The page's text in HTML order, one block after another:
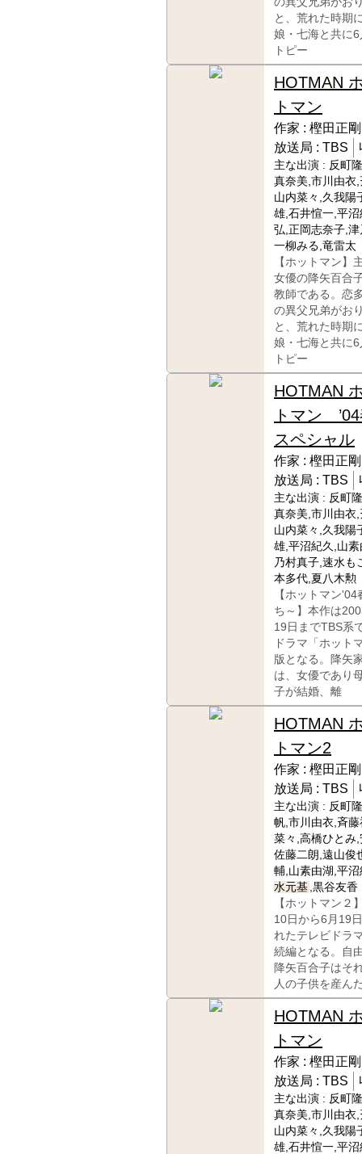
と、荒れた時期
娘・七海と共に
トピー
HOTMAN
トマン
作家 : 樫田正剛
放送局 : TBS
主な出演 : 反町
真奈美,市川由衣
山内菜々,久我陽
雄,石井愃一,平
弘,正岡志奈子,
一柳みる,竜雷太
【ホットマン】
女優の降矢百合
教師である。恋
の異父兄弟がお
と、荒れた時期
娘・七海と共に
トピー
HOTMAN
トマン
スペシャル
作家 : 樫田正剛
放送局 : TBS
主な出演 : 反町
真奈美,市川由衣
山内菜々,久我陽
雄,平沼紀久,山
乃村真子,速水も
本多代,夏八木勲
【ホットマン
ち～】本作は
19日までTBS系
ドラマ「ホット
版となる。降矢
は、女優であり
子が結婚、離
HOTMAN
トマン2
作家 : 樫田正剛
放送局 : TBS
主な出演 : 反町
帆,市川由衣,斉
菜々,高橋ひとみ
佐藤二朗,遠山俊
輔,山素由湖,平
水元基 ,黒谷友香
【ホットマン２
10日から6月19
れたテレビドラ
続編となる。自
降矢百合子はそ
人の子供を産ん
HOTMAN
トマン
作家 : 樫田正剛
放送局 : TBS
主な出演 : 反町
真奈美,市川由衣
山内菜々,久我陽
雄,石井愃一,平